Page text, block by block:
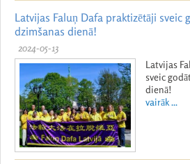
Latvijas Faluņ Dafa praktizētāji sveic
dzimšanas dienā!
2024-05-13
Latvijas
sveic
dienā!
vairāk ...